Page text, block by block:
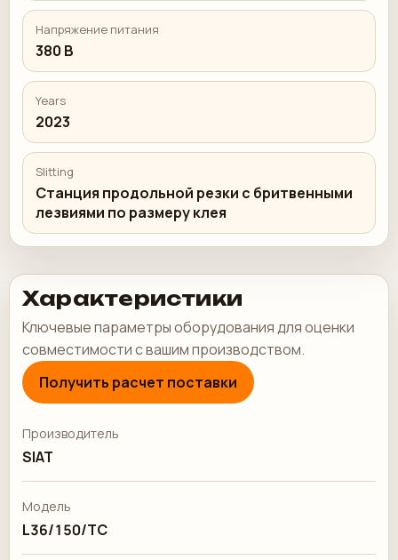
Напряжение питания
380 В
Years
2023
Slitting
Станция продольной резки с бритвенными
лезвиями по размеру клея
Характеристики
Ключевые параметры оборудования для оценки
совместимости с вашим производством.
Получить расчет поставки
Производитель
SIAT
Модель
L36/150/TC